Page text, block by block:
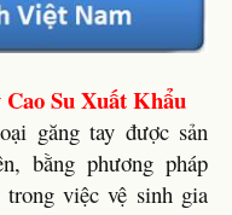
Cao Su Xuất Khẩu
găng tay được sản
bằng phương pháp
trong việc vệ sinh gia